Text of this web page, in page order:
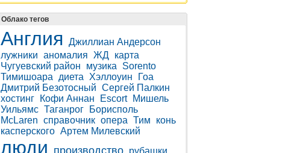
Облако тегов
Англия Джиллиан Андерсон
лужники аномалия ЖД карта
Чугуевский район
музика
Sorento
Тимишоара
диета Хэллоуин
Гоа
Дмитрий Безотосный Сергей Палкин
хостинг
Кофи Аннан Escort
Мишель
Уильямс Таганрог
Борисполь
McLaren справочник опера Тим
конь
касперского Артем Милевский
люди производство рубашки